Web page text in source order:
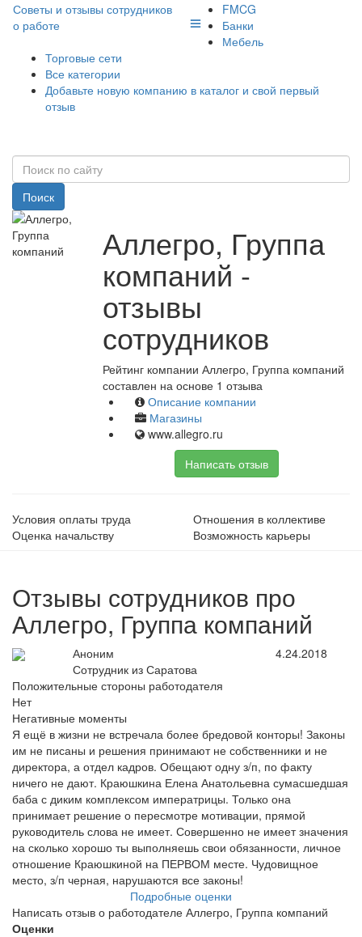
Советы и отзывы сотрудников
о работе
FMCG
Банки
Мебель
Торговые сети
Все категории
Добавьте новую компанию в каталог и свой первый
отзыв
Поиск
Аллегро, Группа
компаний -
отзывы
сотрудников
Рейтинг компании Аллегро, Группа компаний
составлен на основе 1 отзыва
Описание компании
Магазины
www.allegro.ru
Написать отзыв
Условия оплаты труда
Отношения в коллективе
Оценка начальству
Возможность карьеры
Отзывы сотрудников про
Аллегро, Группа компаний
Аноним
Сотрудник из Саратова
4.24.2018
Положительные стороны работодателя
Нет
Негативные моменты
Я ещё в жизни не встречала более бредовой конторы! Законы
им не писаны и решения принимают не собственники и не
директора, а отдел кадров. Обещают одну з/п, по факту
ничего не дают. Краюшкина Елена Анатольевна сумасшедшая
баба с диким комплексом императрицы. Только она
принимает решение о пересмотре мотивации, прямой
руководитель слова не имеет. Совершенно не имеет значения
на сколько хорошо ты выполняешь свои обязанности, личное
отношение Краюшкиной на ПЕРВОМ месте. Чудовищное
место, з/п черная, нарушаются все законы!
Подробные оценки
Написать отзыв о работодателе Аллегро, Группа компаний
Оценки